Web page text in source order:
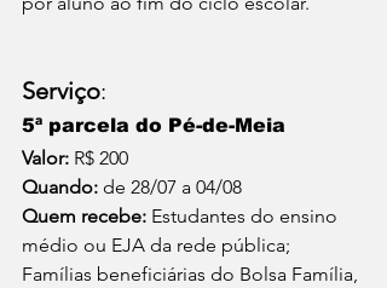
Serviço:
5ª parcela do Pé-de-Meia
Valor: R$ 200
Quando: de 28/07 a 04/08
Quem recebe: Estudantes do ensino
médio ou EJA da rede pública;
Famílias beneficiárias do Bolsa Família,